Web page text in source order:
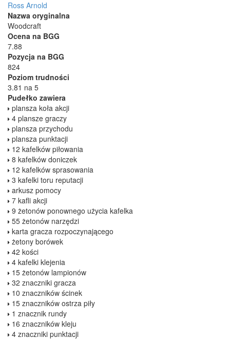
Ross Arnold
Nazwa oryginalna
Woodcraft
Ocena na BGG
7.88
Pozycja na BGG
824
Poziom trudności
3.81 na 5
Pudełko zawiera
plansza koła akcji
4 plansze graczy
plansza przychodu
plansza punktacji
12 kafelków piłowania
8 kafelków doniczek
12 kafelków sprasowania
3 kafelki toru reputacji
arkusz pomocy
7 kafli akcji
9 żetonów ponownego użycia kafelka
55 żetonów narzędzi
karta gracza rozpoczynającego
żetony borówek
42 kości
4 kafelki klejenia
15 żetonów lampionów
32 znaczniki gracza
10 znaczników ścinek
15 znaczników ostrza piły
1 znacznik rundy
16 znaczników kleju
4 znaczniki punktacji